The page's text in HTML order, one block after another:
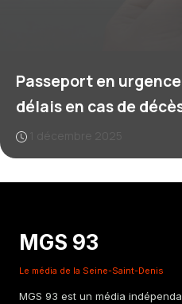
Passeport en
délais en cas de
MGS 93
Le média de la Seine-Saint-Denis
MGS 93 est un média